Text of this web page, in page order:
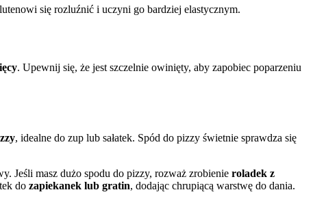
się rozluźnić i uczyni go bardziej elastycznym.
. Upewnij się, że jest szczelnie owinięty, aby zapobiec poparzeniu
, idealne do zup lub sałatek. Spód do pizzy świetnie sprawdza się
Jeśli masz dużo spodu do pizzy, rozważ zrobienie roladek z
do zapiekanek lub gratin, dodając chrupiącą warstwę do dania.